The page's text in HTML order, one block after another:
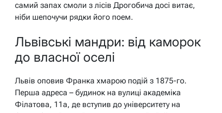
самий запах смоли з лісів Дрогобича досі витає,
ніби шепочучи рядки його поем.
Львівські мандри: від каморок
до власної оселі
Львів оповив Франка хмарою подій з 1875-го.
Перша адреса – будинок на вулиці академіка
Філатова, 11а, де вступив до університету на